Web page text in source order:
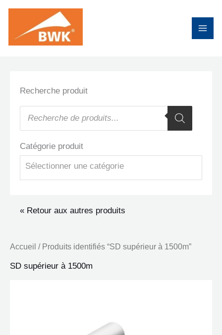
contenu
Recherche produit
Recherche
de
Catégorie produit
Sélectionner une catégorie
« Retour aux autres produits
Accueil / Produits identifiés “SD supérieur à 1500m”
SD supérieur à 1500m